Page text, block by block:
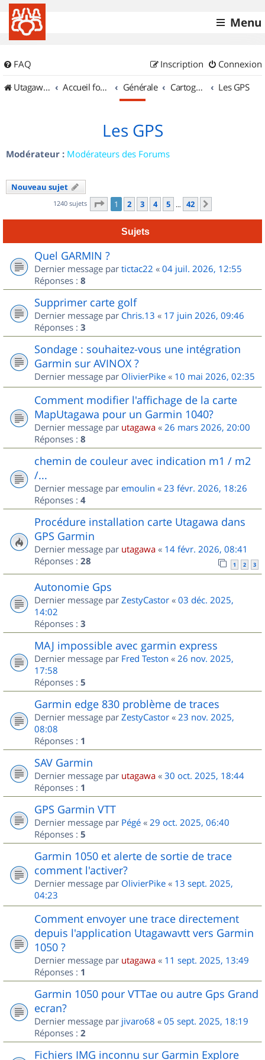
Menu
FAQ Connexion
Inscription
UtagawaVTT (Randos VTT et VTTAE avec traces GPS)
Accueil forum Générale Cartographie et GPS Les GPS
Les GPS
Modérateur : Modérateurs des Forums
Nouveau sujet
1240 sujets Page 1sur
1 2 3 4 5 … 42
Sujets
Quel GARMIN ?
Dernier message par tictac22 « 04 juil. 2026, 12:55
Réponses : 8
Supprimer carte golf
Dernier message par Chris.13 « 17 juin 2026, 09:46
Réponses : 3
Sondage : souhaitez-vous une intégration
Garmin sur AVINOX ?
Dernier message par OlivierPike « 10 mai 2026, 02:35
Comment modifier l'affichage de la carte
MapUtagawa pour un Garmin 1040?
Dernier message par utagawa « 26 mars 2026, 20:00
Réponses : 8
chemin de couleur avec indication m1 / m2
/...
Dernier message par emoulin « 23 févr. 2026, 18:26
Réponses : 4
Procédure installation carte Utagawa dans
GPS Garmin
Dernier message par utagawa « 14 févr. 2026, 08:41
Réponses : 28 1 2 3
Autonomie Gps
Dernier message par ZestyCastor « 03 déc. 2025,
14:02
Réponses : 3
MAJ impossible avec garmin express
Dernier message par Fred Teston « 26 nov. 2025,
17:58
Réponses : 5
Garmin edge 830 problème de traces
Dernier message par ZestyCastor « 23 nov. 2025,
08:08
Réponses : 1
SAV Garmin
Dernier message par utagawa « 30 oct. 2025, 18:44
Réponses : 1
GPS Garmin VTT
Dernier message par Pégé « 29 oct. 2025, 06:40
Réponses : 5
Garmin 1050 et alerte de sortie de trace
comment l'activer?
Dernier message par OlivierPike « 13 sept. 2025,
04:23
Comment envoyer une trace directement
depuis l'application Utagawavtt vers Garmin
1050 ?
Dernier message par utagawa « 11 sept. 2025, 13:49
Réponses : 1
Garmin 1050 pour VTTae ou autre Gps Grand
ecran?
Dernier message par jivaro68 « 05 sept. 2025, 18:19
Réponses : 2
Fichiers IMG inconnu sur Garmin Explore